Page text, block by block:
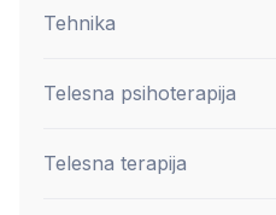
Tehnika
Telesna psihoterapija
Telesna terapija